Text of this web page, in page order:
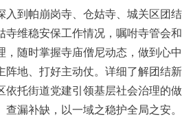
到帕崩岗寺、仓姑寺、城关区团结
寺维稳安保工作情况，嘱咐寺管会
，随时掌握寺庙僧尼动态，做到心
阵地、打好主动仗。详细了解团结
依托街道党建引领基层社会治理的
查漏补缺，以一域之稳护全局之安